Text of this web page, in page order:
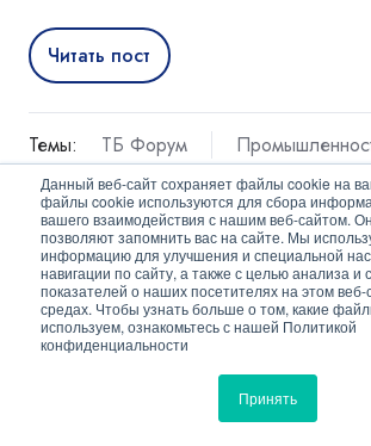
Данный веб-сайт сохраняет файлы cookie на
файлы cookie используются для сбора
вашего взаимодействия с нашим веб-сайтом.
позволяют запомнить вас на сайте. Мы
информацию для улучшения и специальной
навигации по сайту, а также с целью анализа и
показателей о наших посетителях на этом веб-
средах. Чтобы узнать больше о том, какие
используем, ознакомьтесь с нашей Политикой
конфиденциальности
Принять
Читать пост
Темы: ТБ Форум
Деловая программа
ТЭК и
Новости
Охрана периметра
Новости отрасли
Secuteck ADAPT
Стратегии и модели